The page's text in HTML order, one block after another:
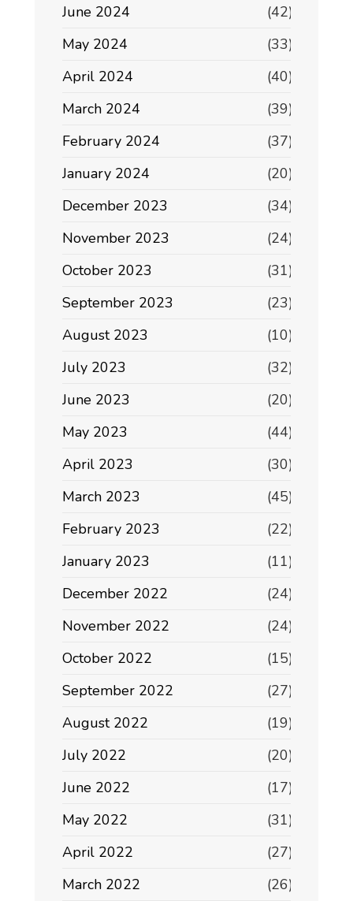
June 2024
(42)
May 2024
(33)
April 2024
(40)
March 2024
(39)
February 2024
(37)
January 2024
(20)
December 2023
(34)
November 2023
(24)
October 2023
(31)
September 2023
(23)
August 2023
(10)
July 2023
(32)
June 2023
(20)
May 2023
(44)
April 2023
(30)
March 2023
(45)
February 2023
(22)
January 2023
(11)
December 2022
(24)
November 2022
(24)
October 2022
(15)
September 2022
(27)
August 2022
(19)
July 2022
(20)
June 2022
(17)
May 2022
(31)
April 2022
(27)
March 2022
(26)